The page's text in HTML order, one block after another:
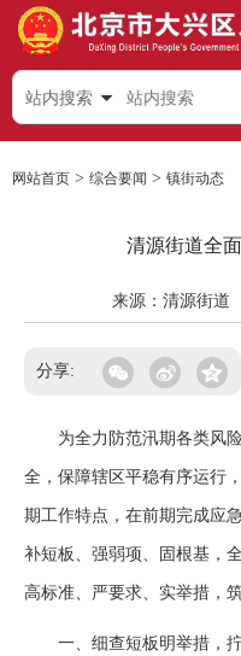
站内搜索
网站首页 > 综合要闻 > 镇街动态
清源街道全
来源：清源街道
分享:
为全力防范汛期各类风险
全，保障辖区平稳有序运行
期工作特点，在前期完成应
补短板、强弱项、固根基，
高标准、严要求、实举措，
一、细查短板明举措，拧